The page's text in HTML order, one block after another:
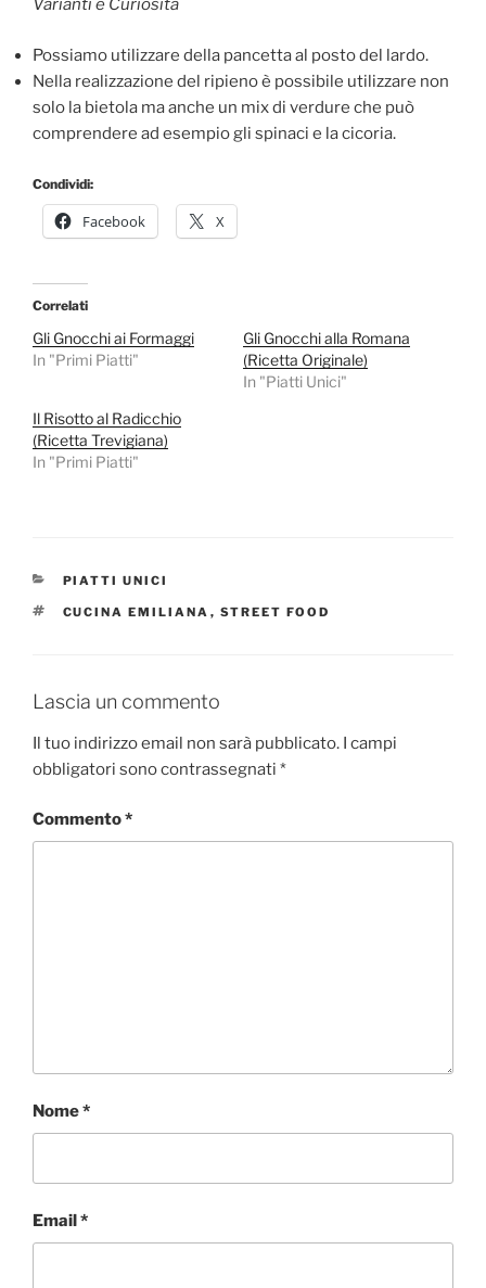
Varianti e Curiosità
Possiamo utilizzare della pancetta al posto del lardo.
Nella realizzazione del ripieno è possibile utilizzare non
solo la bietola ma anche un mix di verdure che può
comprendere ad esempio gli spinaci e la cicoria.
Condividi:
Facebook X
Correlati
Gli Gnocchi ai Formaggi
In "Primi Piatti"
Gli Gnocchi alla Romana
(Ricetta Originale)
In "Piatti Unici"
Il Risotto al Radicchio
(Ricetta Trevigiana)
In "Primi Piatti"
CATEGORIE
PIATTI UNICI
TAG
CUCINA EMILIANA , STREET FOOD
Lascia un commento
Il tuo indirizzo email non sarà pubblicato. I campi
obbligatori sono contrassegnati *
Commento*
Nome*
Email*